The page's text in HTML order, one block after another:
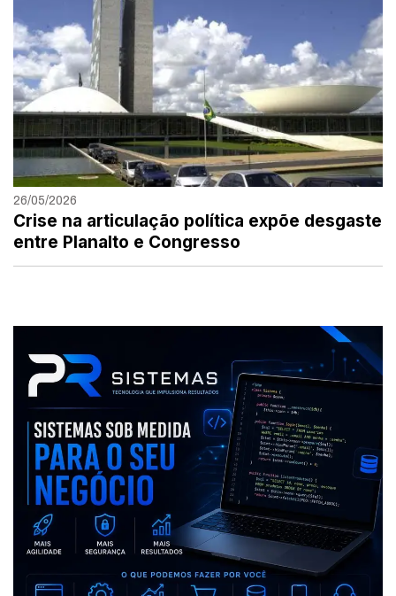
26/05/2026
Crise na articulação política expõe desgaste
entre Planalto e Congresso